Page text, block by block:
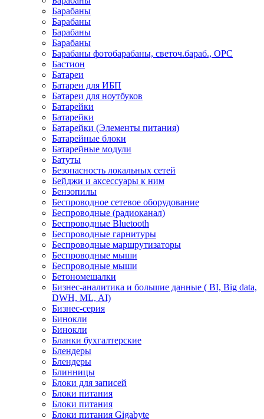
Барабаны
Барабаны
Барабаны
Барабаны
Барабаны фотобарабаны, светоч.бараб., OPC
Бастион
Батареи
Батареи для ИБП
Батареи для ноутбуков
Батарейки
Батарейки
Батарейки (Элементы питания)
Батарейные блоки
Батарейные модули
Батуты
Безопасность локальных сетей
Бейджи и аксесcуары к ним
Бензопилы
Беспроводное сетевое оборудование
Беспроводные (радиоканал)
Беспроводные Bluetooth
Беспроводные гарнитуры
Беспроводные маршрутизаторы
Беспроводные мыши
Беспроводные мыши
Бетономешалки
Бизнес-аналитика и большие данные ( BI, Big data,
DWH, ML, AI)
Бизнес-серия
Бинокли
Бинокли
Бланки бухгалтерские
Блендеры
Блендеры
Блинницы
Блоки для записей
Блоки питания
Блоки питания
Блоки питания Gigabyte